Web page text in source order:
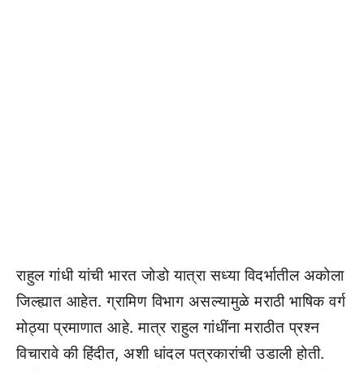
राहुल गांधी यांची भारत जोडो यात्रा सध्या विदर्भातील अकोला
जिल्ह्यात आहेत. ग्रामिण विभाग असल्यामुळे मराठी भाषिक वर्ग
मोठ्या प्रमाणात आहे. मात्र राहुल गांधींना मराठीत प्रश्न
विचारावे की हिंदीत, अशी धांदल पत्रकारांची उडाली होती.